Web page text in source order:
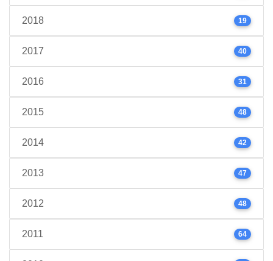
2018 19
2017 40
2016 31
2015 48
2014 42
2013 47
2012 48
2011 64